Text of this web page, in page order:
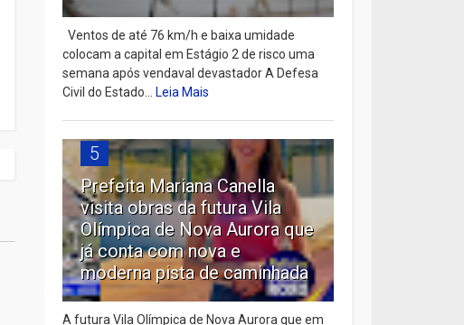
Ventos de até 76 km/h e baixa umidade
colocam a capital em Estágio 2 de risco uma
semana após vendaval devastador A Defesa
Civil do Estado...Leia Mais
5
Prefeita Mariana Canella
visita obras da futura Vila
Olímpica de Nova Aurora que
já conta com nova e
moderna pista de caminhada
A futura Vila Olímpica de Nova Aurora que em